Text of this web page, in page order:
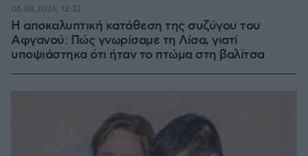
Η αποκαλυπτική κατάθεση της συζύγου του
Αφγανού: Πώς γνωρίσαμε τη Λίσα, γιατί
υποψιάστηκα ότι ήταν το πτώμα στη βαλίτσα
06.08.2026, 12:32